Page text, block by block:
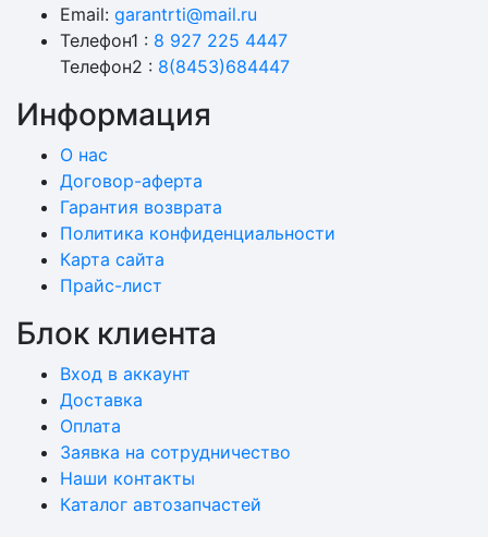
Email: garantrti@mail.ru
Телефон1 : 8 927 225 4447
Телефон2 : 8(8453)684447
Информация
О нас
Договор-аферта
Гарантия возврата
Политика конфиденциальности
Карта сайта
Прайс-лист
Блок клиента
Вход в аккаунт
Доставка
Оплата
Заявка на сотрудничество
Наши контакты
Каталог автозапчастей